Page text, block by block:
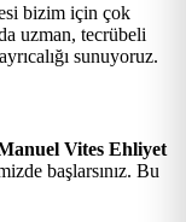
bizim için çok
uzman, tecrübeli
sunuyoruz.
Vites Ehliyet
başlarsınız. Bu